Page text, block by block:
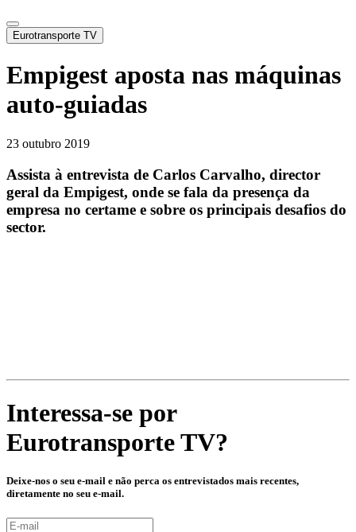
Eurotransporte TV
Empigest aposta nas máquinas
auto-guiadas
23 outubro 2019
Assista à entrevista de Carlos Carvalho, director
geral da Empigest, onde se fala da presença da
empresa no certame e sobre os principais desafios do
sector.
Interessa-se por
Eurotransporte TV?
Deixe-nos o seu e-mail e não perca os entrevistados mais recentes,
diretamente no seu e-mail.